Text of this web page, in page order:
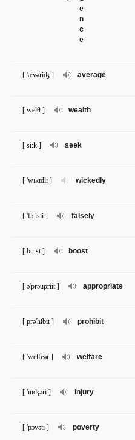
e
n
c
e
average
[ 'ævəriʤ ]
wealth
[ welθ ]
seek
[ si:k ]
wickedly
[ 'wɪkɪdlɪ ]
falsely
[ 'fɔ:lsli ]
boost
[ bu:st ]
appropriate
[ ə'prəupriit ]
prohibit
[ prə'hibit ]
welfare
[ 'welfeər ]
injury
[ 'inʤəri ]
poverty
[ 'pɔvəti ]